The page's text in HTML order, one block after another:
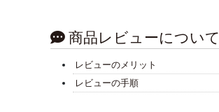
商品レビューについて
レビューのメリット
レビューの手順